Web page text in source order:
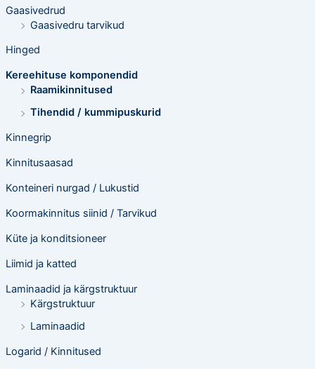
Gaasivedrud
Gaasivedru tarvikud
Hinged
Kereehituse komponendid
Raamikinnitused
Tihendid / kummipuskurid
Kinnegrip
Kinnitusaasad
Konteineri nurgad / Lukustid
Koormakinnitus siinid / Tarvikud
Küte ja konditsioneer
Liimid ja katted
Laminaadid ja kärgstruktuur
Kärgstruktuur
Laminaadid
Logarid / Kinnitused